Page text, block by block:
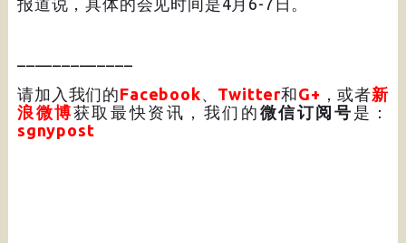
报道说，具体的会见时间是4月6-7日。
请加入我们的Facebook、 Twitter和G+ ，或者新
浪微博获取最快资讯，我们的 微信订阅号 是：
sgnypost